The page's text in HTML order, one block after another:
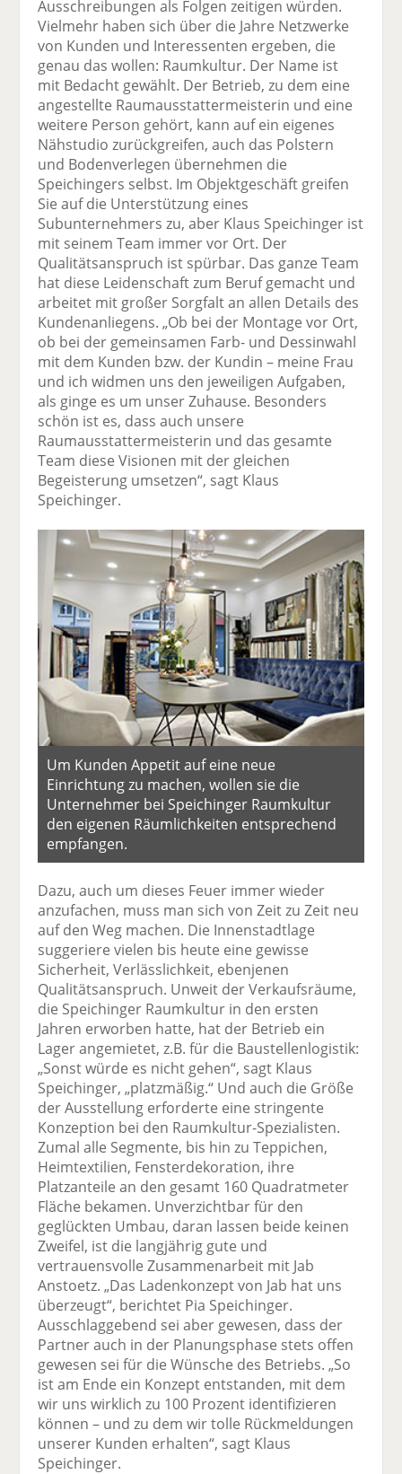
Ausschreibungen als Folgen zeitigen würden.
Vielmehr haben sich über die Jahre Netzwerke
von Kunden und Interessenten ergeben, die
genau das wollen: Raumkultur. Der Name ist
mit Bedacht gewählt. Der Betrieb, zu dem eine
angestellte Raumausstattermeisterin und eine
weitere Person gehört, kann auf ein eigenes
Nähstudio zurückgreifen, auch das Polstern
und Bodenverlegen übernehmen die
Speichingers selbst. Im Objektgeschäft greifen
Sie auf die Unterstützung eines
Subunternehmers zu, aber Klaus Speichinger ist
mit seinem Team immer vor Ort. Der
Qualitätsanspruch ist spürbar. Das ganze Team
hat diese Leidenschaft zum Beruf gemacht und
arbeitet mit großer Sorgfalt an allen Details des
Kundenanliegens. „Ob bei der Montage vor Ort,
ob bei der gemeinsamen Farb- und Dessinwahl
mit dem Kunden bzw. der Kundin – meine Frau
und ich widmen uns den jeweiligen Aufgaben,
als ginge es um unser Zuhause. Besonders
schön ist es, dass auch unsere
Raumausstattermeisterin und das gesamte
Team diese Visionen mit der gleichen
Begeisterung umsetzen“, sagt Klaus
Speichinger.
Um Kunden Appetit auf eine neue
Einrichtung zu machen, wollen sie die
Unternehmer bei Speichinger Raumkultur
den eigenen Räumlichkeiten entsprechend
empfangen.
Dazu, auch um dieses Feuer immer wieder
anzufachen, muss man sich von Zeit zu Zeit neu
auf den Weg machen. Die Innenstadtlage
suggeriere vielen bis heute eine gewisse
Sicherheit, Verlässlichkeit, ebenjenen
Qualitätsanspruch. Unweit der Verkaufsräume,
die Speichinger Raumkultur in den ersten
Jahren erworben hatte, hat der Betrieb ein
Lager angemietet, z.B. für die Baustellenlogistik:
„Sonst würde es nicht gehen“, sagt Klaus
Speichinger, „platzmäßig.“ Und auch die Größe
der Ausstellung erforderte eine stringente
Konzeption bei den Raumkultur-Spezialisten.
Zumal alle Segmente, bis hin zu Teppichen,
Heimtextilien, Fensterdekoration, ihre
Platzanteile an den gesamt 160 Quadratmeter
Fläche bekamen. Unverzichtbar für den
geglückten Umbau, daran lassen beide keinen
Zweifel, ist die langjährig gute und
vertrauensvolle Zusammenarbeit mit Jab
Anstoetz. „Das Ladenkonzept von Jab hat uns
überzeugt“, berichtet Pia Speichinger.
Ausschlaggebend sei aber gewesen, dass der
Partner auch in der Planungsphase stets offen
gewesen sei für die Wünsche des Betriebs. „So
ist am Ende ein Konzept entstanden, mit dem
wir uns wirklich zu 100 Prozent identifizieren
können – und zu dem wir tolle Rückmeldungen
unserer Kunden erhalten“, sagt Klaus
Speichinger.